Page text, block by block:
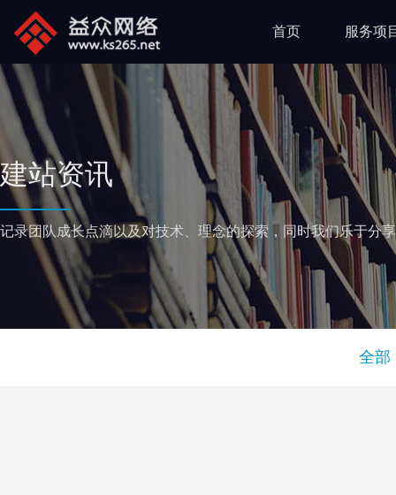
首页 服务项
建站资讯
记录团队成长点滴以及对技术、理念的探索，同时我们乐于分享
全部